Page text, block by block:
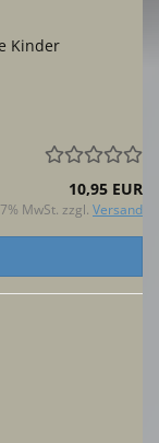
Kinder
10,95 EUR
MwSt. zzgl. Versand